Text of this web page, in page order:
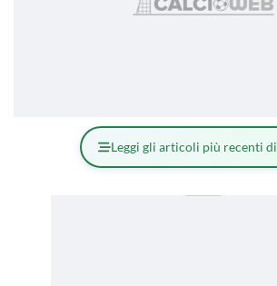
Leggi gli articoli più recenti di